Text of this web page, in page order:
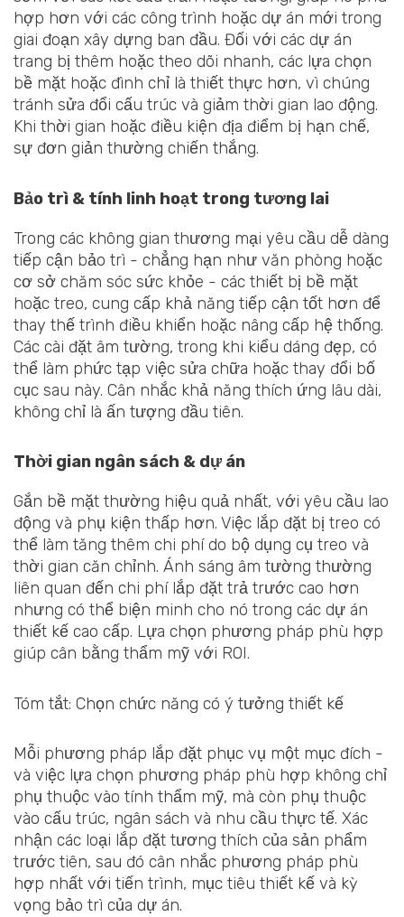
hợp hơn với các công trình hoặc dự án mới trong
giai đoạn xây dựng ban đầu. Đối với các dự án
trang bị thêm hoặc theo dõi nhanh, các lựa chọn
bề mặt hoặc đình chỉ là thiết thực hơn, vì chúng
tránh sửa đổi cấu trúc và giảm thời gian lao động.
Khi thời gian hoặc điều kiện địa điểm bị hạn chế,
sự đơn giản thường chiến thắng.
Bảo trì & tính linh hoạt trong tương lai
Trong các không gian thương mại yêu cầu dễ dàng
tiếp cận bảo trì - chẳng hạn như văn phòng hoặc
cơ sở chăm sóc sức khỏe - các thiết bị bề mặt
hoặc treo, cung cấp khả năng tiếp cận tốt hơn để
thay thế trình điều khiển hoặc nâng cấp hệ thống.
Các cài đặt âm tường, trong khi kiểu dáng đẹp, có
thể làm phức tạp việc sửa chữa hoặc thay đổi bố
cục sau này. Cân nhắc khả năng thích ứng lâu dài,
không chỉ là ấn tượng đầu tiên.
Thời gian ngân sách & dự án
Gắn bề mặt thường hiệu quả nhất, với yêu cầu lao
động và phụ kiện thấp hơn. Việc lắp đặt bị treo có
thể làm tăng thêm chi phí do bộ dụng cụ treo và
thời gian căn chỉnh. Ánh sáng âm tường thường
liên quan đến chi phí lắp đặt trả trước cao hơn
nhưng có thể biện minh cho nó trong các dự án
thiết kế cao cấp. Lựa chọn phương pháp phù hợp
giúp cân bằng thẩm mỹ với ROI.
Tóm tắt: Chọn chức năng có ý tưởng thiết kế
Mỗi phương pháp lắp đặt phục vụ một mục đích -
và việc lựa chọn phương pháp phù hợp không chỉ
phụ thuộc vào tính thẩm mỹ, mà còn phụ thuộc
vào cấu trúc, ngân sách và nhu cầu thực tế. Xác
nhận các loại lắp đặt tương thích của sản phẩm
trước tiên, sau đó cân nhắc phương pháp phù
hợp nhất với tiến trình, mục tiêu thiết kế và kỳ
vọng bảo trì của dự án.